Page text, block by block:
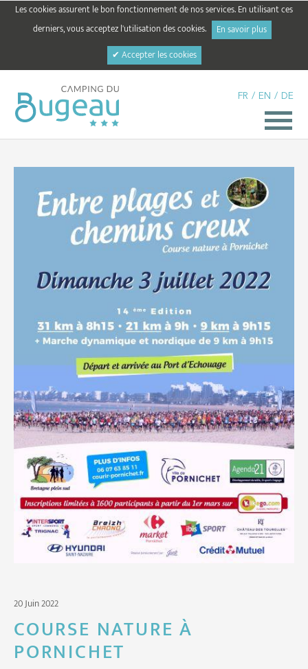
Les cookies assurent le bon fonctionnement de nos services. En utilisant ces
derniers, vous acceptez l'utilisation des cookies.
En savoir plus
✔ Accepter les cookies
FR / EN / DE
20 Juin 2022
COURSE NATURE À
PORNICHET